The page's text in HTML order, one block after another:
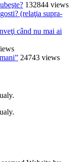
132844 views
(relaţia supra-
când nu mai ai
24743 views